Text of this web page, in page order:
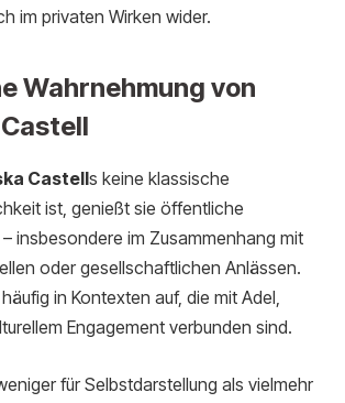
im privaten Wirken wider.
Wahrnehmung von
Castell s keine klassische
ist, genießt sie öffentliche
insbesondere im Zusammenhang mit
oder gesellschaftlichen Anlässen.
in Kontexten auf, die mit Adel,
Engagement verbunden sind.
für Selbstdarstellung als vielmehr